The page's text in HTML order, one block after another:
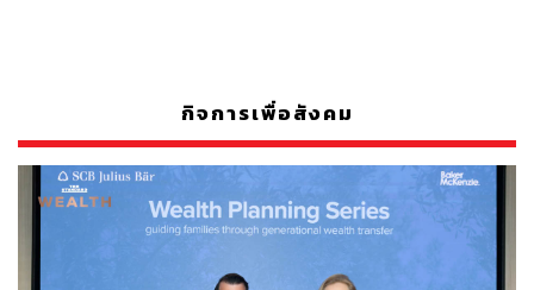
กิจการเพื่อสังคม